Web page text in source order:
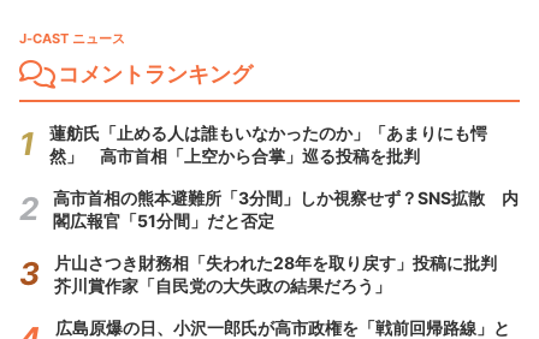
J-CAST ニュース
コメントランキング
蓮舫氏「止める人は誰もいなかったのか」「あまりにも愕
然」 高市首相「上空から合掌」巡る投稿を批判
高市首相の熊本避難所「3分間」しか視察せず？SNS拡散 内
閣広報官「51分間」だと否定
片山さつき財務相「失われた28年を取り戻す」投稿に批判
芥川賞作家「自民党の大失政の結果だろう」
広島原爆の日、小沢一郎氏が高市政権を「戦前回帰路線」と